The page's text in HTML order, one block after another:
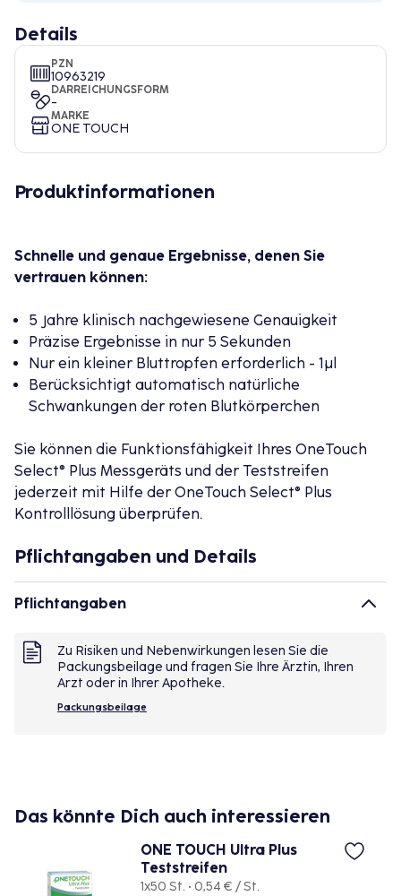
Details
PZN
10963219
DARREICHUNGSFORM
-
MARKE
ONE TOUCH
Produktinformationen
Schnelle und genaue Ergebnisse, denen Sie
vertrauen können:
5 Jahre klinisch nachgewiesene Genauigkeit
Präzise Ergebnisse in nur 5 Sekunden
Nur ein kleiner Bluttropfen erforderlich - 1μl
Berücksichtigt automatisch natürliche
Schwankungen der roten Blutkörperchen
Sie können die Funktionsfähigkeit Ihres OneTouch
Select® Plus Messgeräts und der Teststreifen
jederzeit mit Hilfe der OneTouch Select® Plus
Kontrolllösung überprüfen.
Pflichtangaben und Details
Pflichtangaben
Zu Risiken und Nebenwirkungen lesen Sie die
Packungsbeilage und fragen Sie Ihre Ärztin, Ihren
Arzt oder in Ihrer Apotheke.
Packungsbeilage
Das könnte Dich auch interessieren
ONE TOUCH Ultra Plus
Teststreifen
1x50 St. • 0,54 € / St.